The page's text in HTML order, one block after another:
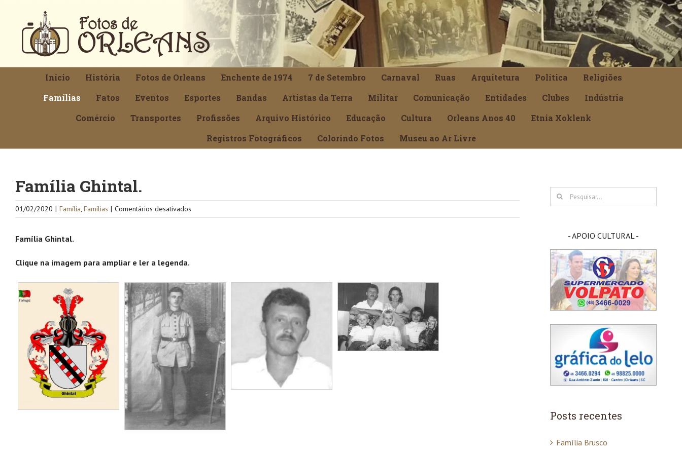
conteúdo
Início História Fotos de Orleans Enchente de 1974 7 de Setembro Carnaval Ruas Arquitetura Política
Religiões
Famílias
Fatos Eventos Esportes Bandas Artistas da Terra Militar Comunicação Entidades Clubes
Indústria
Comércio
Transportes Profissões Arquivo Histórico Educação Cultura Orleans Anos 40
Etnia Xoklenk
Registros Fotográficos
Colorindo Fotos Museu ao Ar Livre
Família Ghintal.
01/02/2020 | Família, Famílias | Comentários desativados
Família
Família Ghintal.
Clique na imagem para ampliar e ler a legenda.
Buscar
resultados
- APOIO CULTURAL -
Posts recentes
Família Brusco